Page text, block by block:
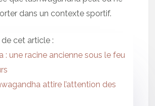
dans un contexte sportif.
cet article :
: une racine ancienne sous le feu
attire l’attention des